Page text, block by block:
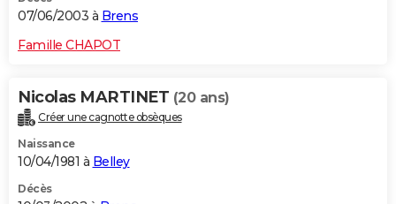
07/06/2003 à Brens
Famille CHAPOT
Nicolas MARTINET (20 ans)
Créer une cagnotte obsèques
Naissance
10/04/1981 à Belley
Décès